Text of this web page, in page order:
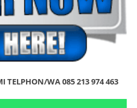
TELPHON/WA 085 213 974 463